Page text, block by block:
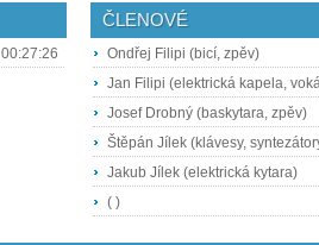
00:27:26
ČLENOVÉ
Ondřej Filipi (bicí, zpěv)
Jan Filipi (elektrická kapela,
Josef Drobný (baskytara, zpěv)
Štěpán Jílek (klávesy,
Jakub Jílek (elektrická kytara)
( )